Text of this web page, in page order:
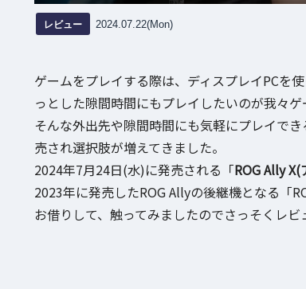
レビュー 2024.07.22(Mon)
ゲームをプレイする際は、ディスプレイPCを
っとした隙間時間にもプレイしたいのが我々ゲ
そんな外出先や隙間時間にも気軽にプレイで
売され選択肢が増えてきました。
2024年7月24日(水)に発売される「ROG Ally
2023年に発売したROG Allyの後継機となる「
お借りして、触ってみましたのでさっそくレビ